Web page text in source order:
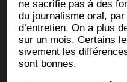
ne sacri­fie pas à des
du jour­na­lisme oral,
d’entretien. On a plus
sur un mois. Cer­tains
si­ve­ment les
sont bonnes.